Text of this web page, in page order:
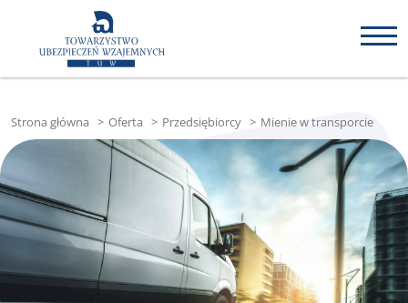
Strona główna > Oferta > Przedsiębiorcy > Mienie w transporcie